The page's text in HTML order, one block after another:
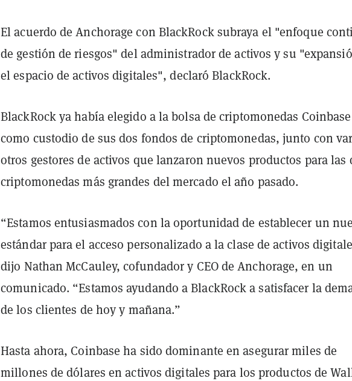
El acuerdo de Anchorage con BlackRock subraya el "enfoque
de gestión de riesgos" del administrador de activos y su
el espacio de activos digitales", declaró BlackRock.
BlackRock ya había elegido a la bolsa de criptomonedas Coinbase
como custodio de sus dos fondos de criptomonedas, junto con
otros gestores de activos que lanzaron nuevos productos para las
criptomonedas más grandes del mercado el año pasado.
“Estamos entusiasmados con la oportunidad de establecer un
estándar para el acceso personalizado a la clase de activos
dijo Nathan McCauley, cofundador y CEO de Anchorage, en un
comunicado. “Estamos ayudando a BlackRock a satisfacer la
de los clientes de hoy y mañana.”
Hasta ahora, Coinbase ha sido dominante en asegurar miles de
millones de dólares en activos digitales para los productos de